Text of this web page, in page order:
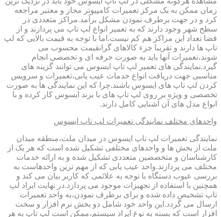
زمان ممکن به یک مرکز تعمیرات کامپیوتر مجاز و معتبر مراجعه
کرد و در جهت برطرف نمودن مشکل برآمد.مراکز متعددی در
سطح شهر وجود دارند که به تعمیر انواع لپ تاپ می پردازند و از
قضا تعداد این مراکز هم کم نیست.اما با توجه به قیمت بالایی که لپ
تاپ ها دارند و تقریبا جزء کالاهای گرانقیمت محسوب می
شوند،تعمیرات آنها باید به صورت حرفه ای و تخصصی انجام
گیرد.نمایندگی های تعمیر لپ تاپ ایسوس می توانند گزینه های
مناسبی جهت دریافت انواع خدمات عیب یابی،تعمیرات و سرویس
کردن لپ تاپ های ایسوس باشند.چرا که این نمایندگی ها به صورت
تخصصی و ویژه بر روی لپ تاپ های با برند ایسوس کار کرده و با
انواع مدل های آن آشنایی کامل دارند.
واحدهای مختلف نمایندگی تعمیرات لپ تاپ ایسوس
نمایندگی تعمیرات لپ تاپ ایسوس در میدان ملت،منطقه میدان
ملت از بخش ها و واحدهای مختلفی تشکیل شده است که هر یک از
کارشناسان و متخصصین متعددی تشکیل شده و به ارائه خدمات
مختلف می پردازند.واحد عیب یابی که از مهم ترین واحدهاست به
بررسی عیوب دستگاه با توجه به علائمی که کاربر بیان می کند و
همچنین با استفاده از تجهیزات موجود می پردازد.در نهایت ایراد لپ
تاپ تشخیص داده شده و برای برطرف نمودن،به واحد تعمیرات
ارسال می گردد.این واحد خود شامل دو بخش نرم افزار و سخت
افزار است که بسته به نوع ایراد سیستم،ممکن است لپ تاپ به هر